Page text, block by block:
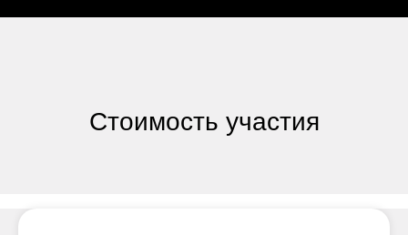
Стоимость участия